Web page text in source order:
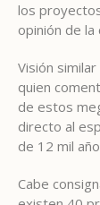
los
opinión de la
Visión
quien
de estos
directo al
de 12 mil
Cabe